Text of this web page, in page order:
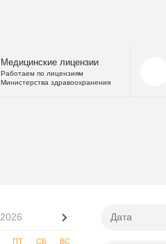
Медицинские лицензии
Работаем по лицензиям
Министерства здравоохранения
2026
ПТ СБ ВС